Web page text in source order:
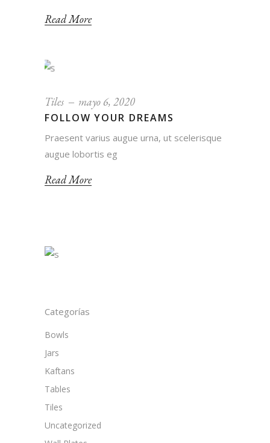
Read More
Tiles mayo 6, 2020
FOLLOW YOUR DREAMS
Praesent varius augue urna, ut scelerisque
augue lobortis eg
Read More
Categorías
Bowls
Jars
Kaftans
Tables
Tiles
Uncategorized